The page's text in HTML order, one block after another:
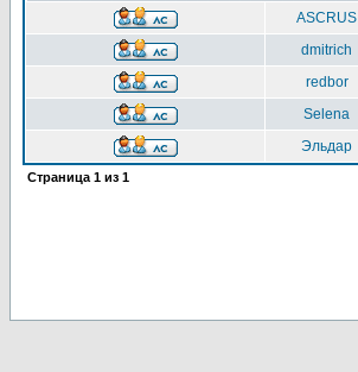
ASCRUS
dmitrich
redbor
Selena
Эльдар
Страница 1 из 1